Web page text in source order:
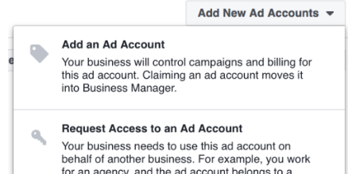
saya kotakin, yang bernama: Add New Ad Account atau
ADD (untuk versi terbaru). Anda klik, nanti Anda akan
melihat kotak seperti ini: